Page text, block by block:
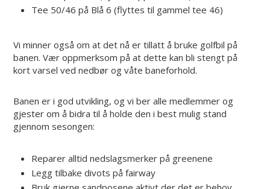
Tee 50/46 på Blå 6 (flyttes til gammel tee 46)
Vi minner også om at det nå er tillatt å bruke golfbil på
banen. Vær oppmerksom på at dette kan bli stengt på
kort varsel ved nedbør og våte baneforhold.
Banen er i god utvikling, og vi ber alle medlemmer og
gjester om å bidra til å holde den i best mulig stand
gjennom sesongen:
Reparer alltid nedslagsmerker på greenene
Legg tilbake divots på fairway